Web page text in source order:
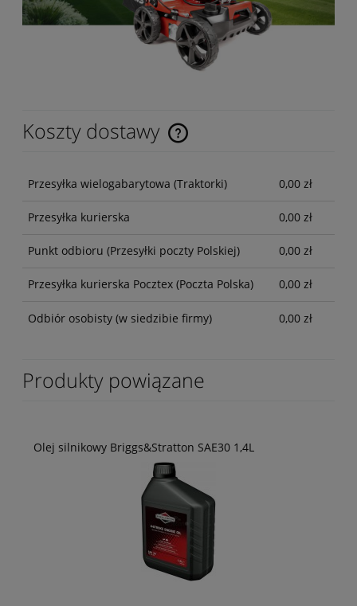
Koszty dostawy
Przesyłka wielogabarytowa (Traktorki) 0,00 zł
Przesyłka kurierska 0,00 zł
Punkt odbioru (Przesyłki poczty Polskiej) 0,00 zł
Przesyłka kurierska Pocztex (Poczta Polska) 0,00 zł
Odbiór osobisty (w siedzibie firmy) 0,00 zł
Produkty powiązane
Olej silnikowy Briggs&Stratton SAE30 1,4L